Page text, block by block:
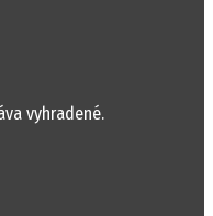
vyhradené.